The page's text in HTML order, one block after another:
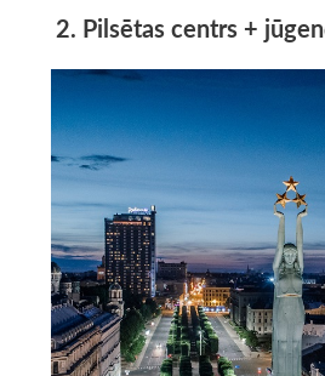
2. Pilsētas centrs +